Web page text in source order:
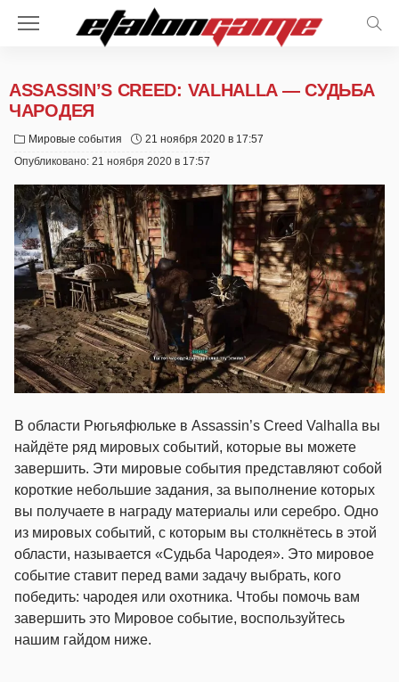
ASSASSIN’S CREED: VALHALLA — СУДЬБА
ЧАРОДЕЯ
Мировые события
21 ноября 2020 в 17:57
Опубликовано: 21 ноября 2020 в 17:57
В области Рюгьяфюльке в Assassin’s Creed Valhalla вы
найдёте ряд мировых событий, которые вы можете
завершить. Эти мировые события представляют собой
короткие небольшие задания, за выполнение которых
вы получаете в награду материалы или серебро. Одно
из мировых событий, с которым вы столкнётесь в этой
области, называется «Судьба Чародея». Это мировое
событие ставит перед вами задачу выбрать, кого
победить: чародея или охотника. Чтобы помочь вам
завершить это Мировое событие, воспользуйтесь
нашим гайдом ниже.